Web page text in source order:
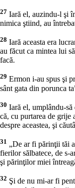
27 Iară el, auzindu-l şi
nimica ştiind, au
28 Iară aceasta era
au făcut ca mintea lui
facă.
29 Ermon i-au spus şi
sânt gata din porunca
30 Iară el, umplându-să
că, cu purtarea de
despre aceastea, şi
31 „De ar fi părinţii tăi
fierilor sălbatece, de s-
şi părinţilor miei
32 Şi de nu mi-ar fi